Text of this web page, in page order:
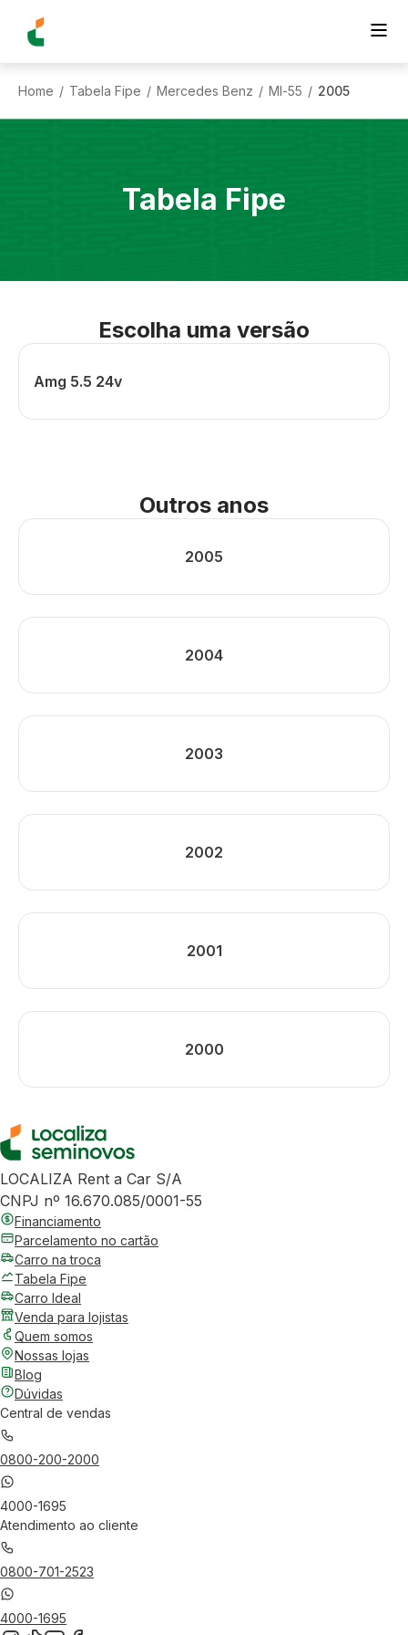
Home / Tabela Fipe / Mercedes Benz / Ml-55 / 2005
Tabela Fipe
Escolha uma versão
Amg 5.5 24v
Outros anos
2005
2004
2003
2002
2001
2000
LOCALIZA Rent a Car S/A
CNPJ nº 16.670.085/0001-55
Financiamento
Parcelamento no cartão
Carro na troca
Tabela Fipe
Carro Ideal
Venda para lojistas
Quem somos
Nossas lojas
Blog
Dúvidas
Central de vendas
0800-200-2000
4000-1695
Atendimento ao cliente
0800-701-2523
4000-1695